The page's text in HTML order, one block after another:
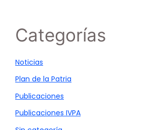
Categorías
Noticias
Plan de la Patria
Publicaciones
Publicaciones IVPA